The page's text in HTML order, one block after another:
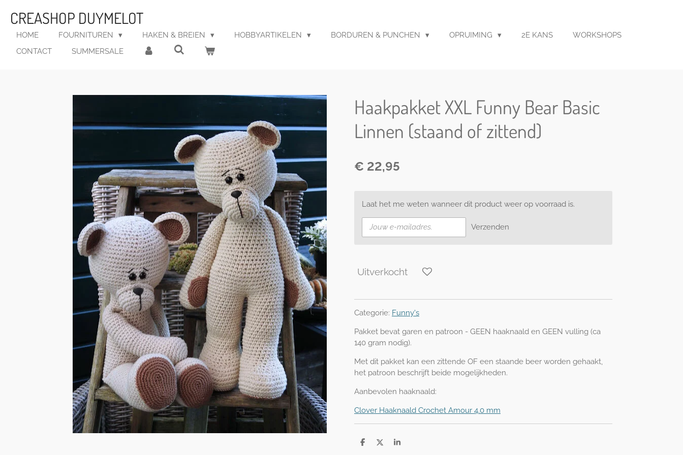
direct
naar
hoofdinhoud
CREASHOP DUYMELOT
HOME FOURNITUREN HAKEN & BREIEN HOBBYARTIKELEN BORDUREN & PUNCHEN OPRUIMING 2E KANS
WORKSHOPS
CONTACT
SUMMERSALE
Haakpakket XXL Funny Bear Basic
Linnen (staand of zittend)
€ 22,95
Laat het me weten wanneer dit product weer op voorraad is.
Verzenden
Uitverkocht
Categorie: Funny's
Pakket bevat garen en patroon - GEEN haaknaald en GEEN vulling (ca
140 gram nodig).
Met dit pakket kan een zittende OF een staande beer worden gehaakt,
het patroon beschrijft beide mogelijkheden.
Aanbevolen haaknaald:
Clover Haaknaald Crochet Amour 4.0 mm
D
D
S